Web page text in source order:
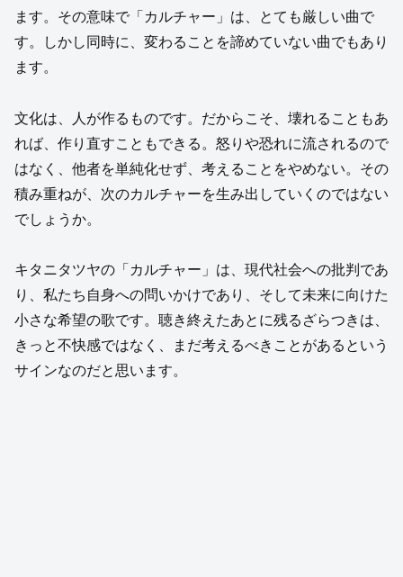
ます。その意味で「カルチャー」は、とても厳しい曲で
す。しかし同時に、変わることを諦めていない曲でもあり
ます。
文化は、人が作るものです。だからこそ、壊れることもあ
れば、作り直すこともできる。怒りや恐れに流されるので
はなく、他者を単純化せず、考えることをやめない。その
積み重ねが、次のカルチャーを生み出していくのではない
でしょうか。
キタニタツヤの「カルチャー」は、現代社会への批判であ
り、私たち自身への問いかけであり、そして未来に向けた
小さな希望の歌です。聴き終えたあとに残るざらつきは、
きっと不快感ではなく、まだ考えるべきことがあるという
サインなのだと思います。